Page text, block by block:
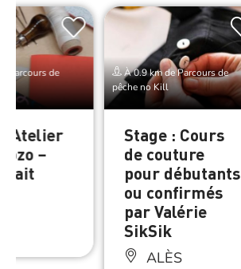
Parcours de
: Atelier
–
fait
À 0.9 km de Parcours de
pêche no Kill
Stage : Cours
de couture
pour débutants
ou confirmés
par Valérie
SikSik
ALÈS